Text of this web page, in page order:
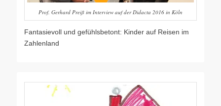
Prof. Gerhard Preiß im Interview auf der Didacta 2016 in Köln
Fantasievoll und gefühlsbetont: Kinder auf Reisen im
Zahlenland